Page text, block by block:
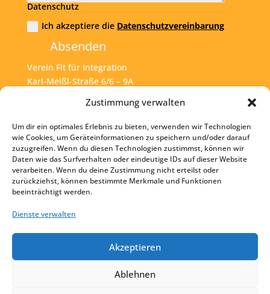
Zustimmung verwalten
Um dir ein optimales Erlebnis zu bieten, verwenden wir Technologien
wie Cookies, um Geräteinformationen zu speichern und/oder darauf
zuzugreifen. Wenn du diesen Technologien zustimmst, können wir
Daten wie das Surfverhalten oder eindeutige IDs auf dieser Website
verarbeiten. Wenn du deine Zustimmung nicht erteilst oder
zurückziehst, können bestimmte Merkmale und Funktionen
beeinträchtigt werden.
Dienste verwalten
Akzeptieren
Ablehnen
Datenschutz
Ich akzeptiere die Datenschutzvereinbarung
Absenden
Verein Fit für Integration
Karl-Meißl-Straße 6/6 – 9A
Tel:+43 1 925 77 46
Mail: office@fit4int.at
Startseite
Kontakt
Impressum